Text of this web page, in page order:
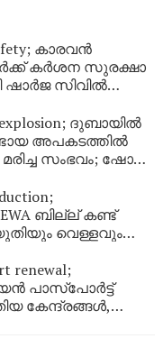
കാരവൻ
കർശന സുരക്ഷാ
ഷാർജ സിവിൽ
explosion; ദുബായിൽ
അപകടത്തിൽ
സംഭവം; ഷോറൂം
ബില്ല് കണ്ട്
വെള്ളവും
renewal;
പാസ്‌പോർട്ട്
കേന്ദ്രങ്ങൾ,